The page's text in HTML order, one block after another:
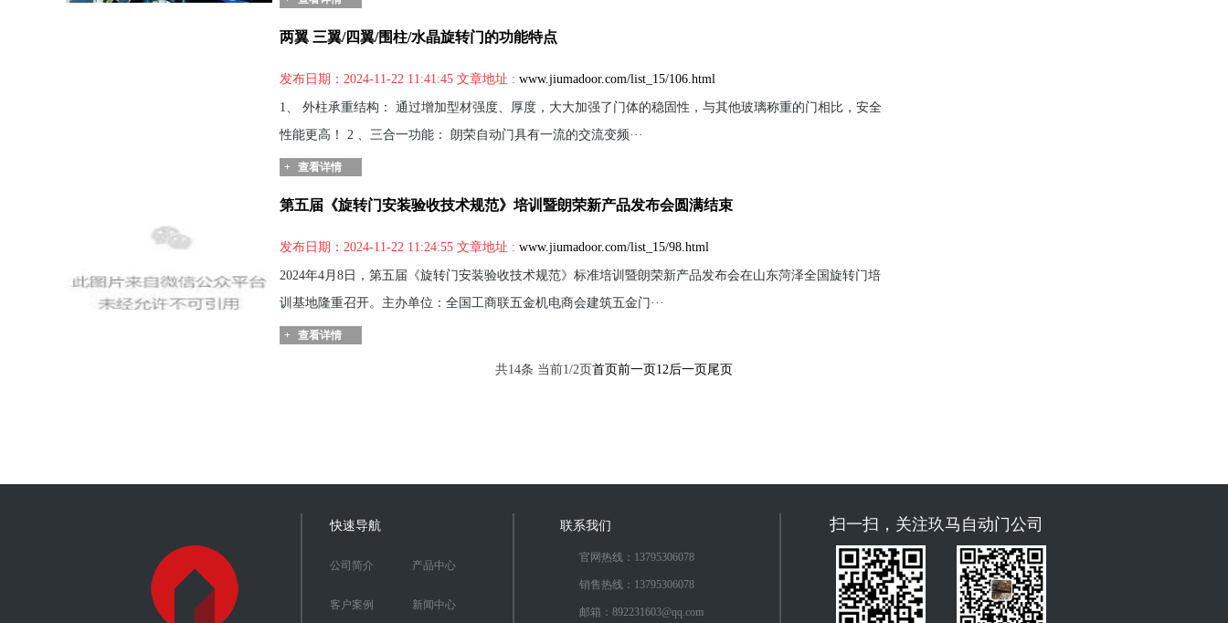
两翼 三翼/四翼/围柱/水晶旋转门的功能特点
发布日期：2024-11-22 11:41:45 文章地址 : www.jiumadoor.com/list_15/106.html
1、 外柱承重结构： 通过增加型材强度、厚度，大大加强了门体的稳固性，与其他玻璃称重的门相比，安全
性能更高！ 2 、三合一功能： 朗荣自动门具有一流的交流变频···
+ 查看详情
第五届《旋转门安装验收技术规范》培训暨朗荣新产品发布会圆满结束
发布日期：2024-11-22 11:24:55 文章地址 : www.jiumadoor.com/list_15/98.html
2024年4月8日，第五届《旋转门安装验收技术规范》标准培训暨朗荣新产品发布会在山东菏泽全国旋转门培
训基地隆重召开。主办单位：全国工商联五金机电商会建筑五金门···
+ 查看详情
共14条 当前1/2页首页前一页1 2 后一页尾页
快速导航
公司简介 产品中心
客户案例 新闻中心
联系我们
官网热线：13795306078
销售热线：13795306078
邮箱：892231603@qq.com
扫一扫，关注玖马自动门公司